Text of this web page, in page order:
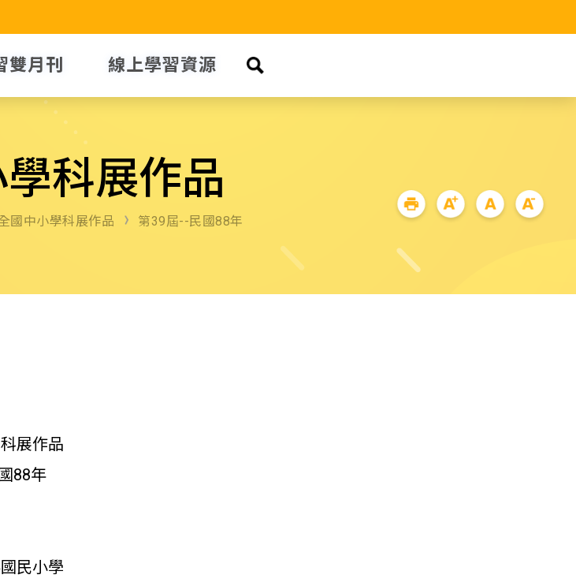
雙月刊 線上學習資源
科展作品
國中小學科展作品 第39屆--民國88年
展作品
88年
民小學